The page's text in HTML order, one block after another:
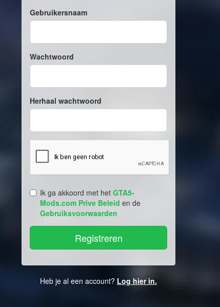
Gebruikersnaam
Wachtwoord
Herhaal wachtwoord
Ik ga akkoord met het GTA5-
Mods.com Prive Beleid en de
Gebruiksvoorwaarden
Heb je al een account? Log hier in.